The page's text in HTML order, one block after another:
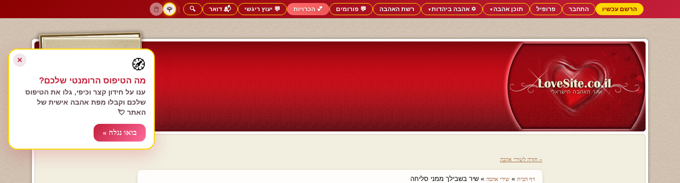
הרשם עכשיו התחבר פרופיל תוכן אהבה▼ ✡️ אהבה ביהדות▼ רשת האהבה 💬 פורומים 💕 הכרויות 💬 יעוץ ריגשי 📬 דואר 🔍
|
🌹
🖱️
הרשם עכשיו
התחבר
« חזרה לשירי אהבה
דף הבית » שירי אהבה » שיר בשבילך ממני סליחה